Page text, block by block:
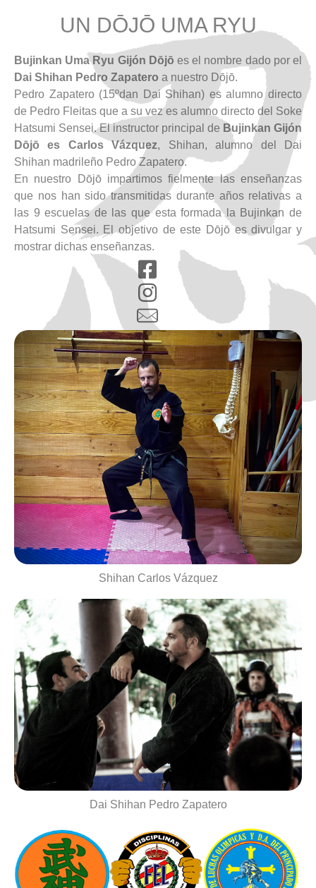
UN DŌJŌ UMA RYU
Bujinkan Uma Ryu Gijón Dōjō es el nombre dado por el
Dai Shihan Pedro Zapatero a nuestro Dōjō.
Pedro Zapatero (15ºdan Dai Shihan) es alumno directo
de Pedro Fleitas que a su vez es alumno directo del Soke
Hatsumi Sensei. El instructor principal de Bujinkan Gijón
Dōjō es Carlos Vázquez, Shihan, alumno del Dai
Shihan madrileño Pedro Zapatero.
En nuestro Dōjō impartimos fielmente las enseñanzas
que nos han sido transmitidas durante años relativas a
las 9 escuelas de las que esta formada la Bujinkan de
Hatsumi Sensei. El objetivo de este Dōjō es divulgar y
mostrar dichas enseñanzas.
Shihan Carlos Vázquez
Dai Shihan Pedro Zapatero